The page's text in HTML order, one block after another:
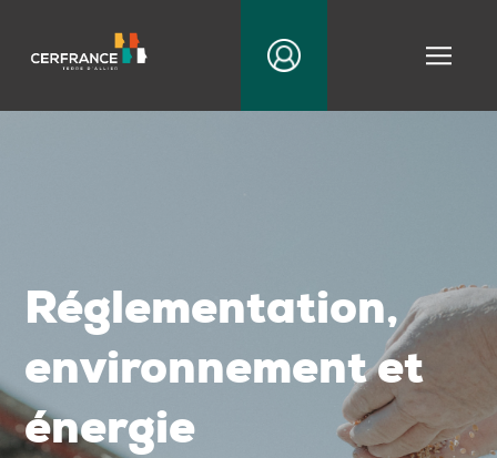
|||
Réglementation,
environnement et
énergie